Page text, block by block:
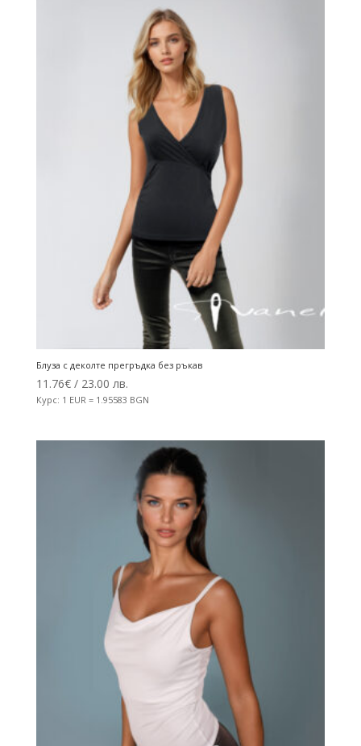
Блуза с деколте прегръдка без ръкав
11.76€/ 23.00 лв.
Курс: 1 EUR = 1.95583 BGN